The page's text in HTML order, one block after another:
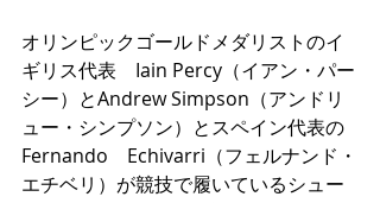
オリンピックゴールドメダリストのイ
ギリス代表　Iain Percy（イアン・パー
シー）とAndrew Simpson（アンドリ
ュー・シンプソン）とスペイン代表の
Fernando　Echivarri（フェルナンド・
エチベリ）が競技で履いているシュー